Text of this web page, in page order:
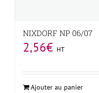
NIXDORF NP 06/07
2,56€ HT
Ajouter au panier